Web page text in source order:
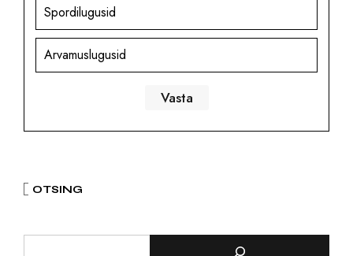
Spordilugusid
Arvamuslugusid
OTSING